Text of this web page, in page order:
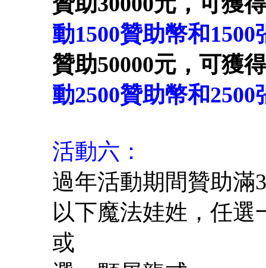
動1500贊助幣和1500
贊助50000元，可獲得
動2500贊助幣和2500
活動六：
過年活動期間贊助滿
以下魔法娃姓，任選
或